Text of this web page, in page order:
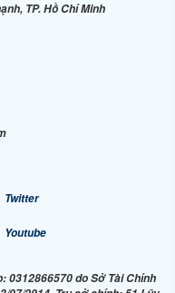
TP. Hồ Chí Minh
Twitter
Youtube
0312866570 do Sở Tài Chính